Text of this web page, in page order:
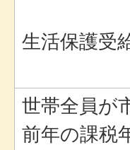
生活保護受
世帯全員が
前年の課税